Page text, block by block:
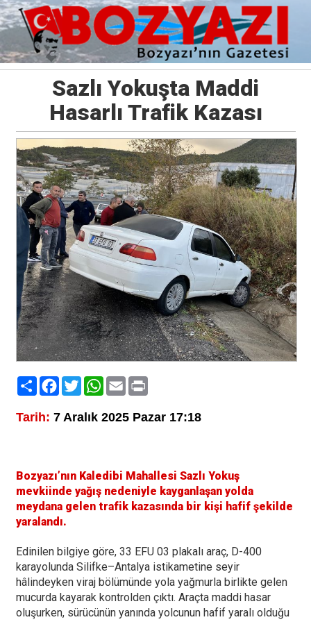
Sazlı Yokuşta Maddi
Hasarlı Trafik Kazası
PaylaşFacebook
TwitterWhatsApp
EmailPrint
Tarih: 7 Aralık 2025 Pazar 17:18
Bozyazı’nın Kaledibi Mahallesi Sazlı Yokuş
mevkiinde yağış nedeniyle kayganlaşan yolda
meydana gelen trafik kazasında bir kişi hafif şekilde
yaralandı.
Edinilen bilgiye göre, 33 EFU 03 plakalı araç, D-400
karayolunda Silifke–Antalya istikametine seyir
hâlindeyken viraj bölümünde yola yağmurla birlikte gelen
mucurda kayarak kontrolden çıktı. Araçta maddi hasar
oluşurken, sürücünün yanında yolcunun hafif yaralı olduğu